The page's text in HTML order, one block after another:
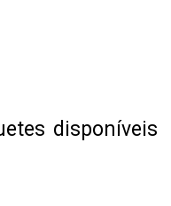
disponíveis